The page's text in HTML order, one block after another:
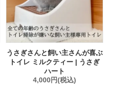
うさぎさんと飼い主さんが喜ぶ
トイレ ミルクティー | うさぎ
ハート
4,000円(税込)